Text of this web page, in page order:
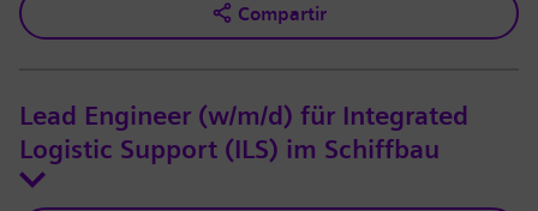
Compartir
Lead Engineer (w/m/d) für Integrated
Logistic Support (ILS) im Schiffbau